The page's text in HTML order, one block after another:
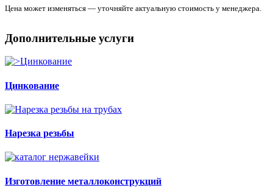
Цена может изменяться — уточняйте актуальную стоимость у менеджера.
Дополнительные услуги
Цинкование
Нарезка резьбы
Изготовление металлоконструкций